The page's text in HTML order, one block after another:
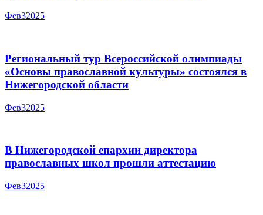
Фев32025
Региональный тур Всероссийской олимпиады
«Основы православной культуры» состоялся в
Нижегородской области
Фев32025
В Нижегородской епархии директора
православных школ прошли аттестацию
Фев32025